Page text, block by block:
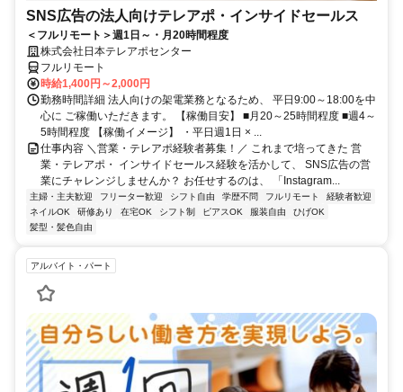
SNS広告の法人向けテレアポ・インサイドセールス
＜フルリモート＞週1日～・月20時間程度
株式会社日本テレアポセンター
フルリモート
時給1,400円～2,000円
勤務時間詳細 法人向けの架電業務となるため、 平日9:00～18:00を中
心に ご稼働いただきます。 【稼働目安】 ■月20～25時間程度 ■週4～
5時間程度 【稼働イメージ】 ・平日週1日 × ...
仕事内容 ＼営業・テレアポ経験者募集！／ これまで培ってきた 営
業・テレアポ・ インサイドセールス経験を活かして、 SNS広告の営
業にチャレンジしませんか？ お任せするのは、 「Instagram...
主婦・主夫歓迎 フリーター歓迎 シフト自由 学歴不問 フルリモート
経験者歓迎
ネイルOK
研修あり 在宅OK シフト制 ピアスOK 服装自由
ひげOK
髪型・髪色自由
アルバイト・パート